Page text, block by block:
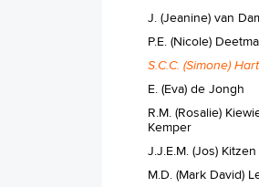
J. (Jeanine) van
P.E. (Nicole)
S.C.C. (Simone)
E. (Eva) de Jongh
R.M. (Rosalie)
Kemper
J.J.E.M. (Jos) Kitzen
M.D. (Mark David)